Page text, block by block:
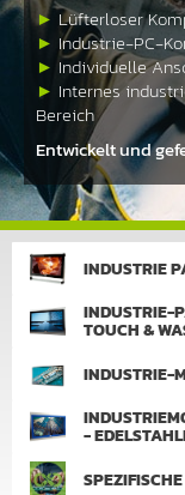
►Lüfterloser
► Industrie-PC-
► Individuelle
► Internes
Bereich
Entwickelt und
INDUSTRIE
INDUSTRIE-
TOUCH &
INDUSTRIE-
-